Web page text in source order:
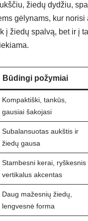
žiedų dydžiu,
gėlynams, kur
į žiedų spalvą, bet ir į
Būdingi požymiai
Kompaktiški, tankūs,
gausiai šakojasi
Subalansuotas aukštis ir
žiedų gausa
Stambesni kerai, ryškesnis
vertikalus akcentas
Daug mažesnių žiedų,
lengvesnė forma